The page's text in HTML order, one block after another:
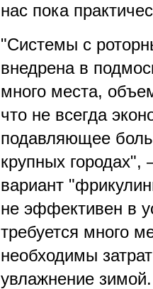
нас пока
"Системы с
внедрена в
много места,
что не всегда
подавляющее
крупных
вариант
не эффективен в
требуется много
необходимы
увлажнение зимой.